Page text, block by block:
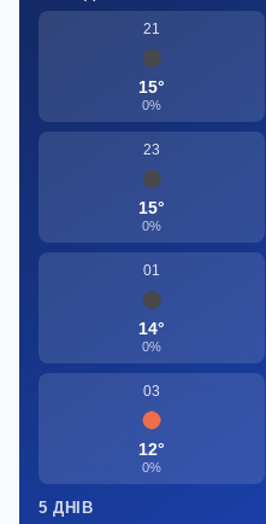
21
15°
0%
23
15°
0%
01
14°
0%
03
12°
0%
5 ДНІВ